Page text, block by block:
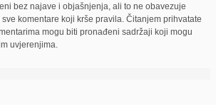
bez najave i objašnjenja, ali to ne obavezuje
komentare koji krše pravila. Čitanjem prihvatate
mogu biti pronađeni sadržaji koji mogu
uvjerenjima.